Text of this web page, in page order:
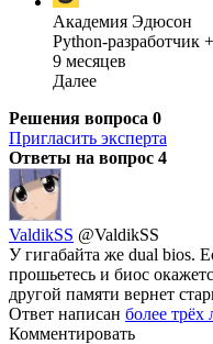
Академия Эдюсон
Python-разработчик
9 месяцев
Далее
Решения вопроса 0
Пригласить эксперта
Ответы на вопрос 4
ValdikSS @ValdikSS
У гигабайта же dual bios.
прошьетесь и биос
другой памяти вернет
Ответ написан более трёх
Комментировать